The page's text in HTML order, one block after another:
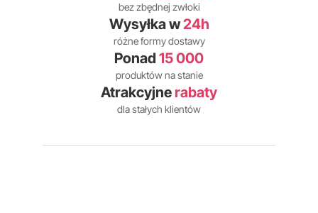
bez zbędnej zwłoki
Wysyłka w24h
różne formy dostawy
Ponad 15 000
produktów na stanie
Atrakcyjne rabaty
dla stałych klientów